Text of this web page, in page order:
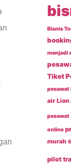
Bisnis
menjadi
Tiket
pesawat
air Lion
pesawat
online
murah
pilot